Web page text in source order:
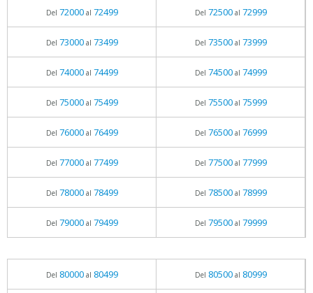
Del 72000al 72499 Del 72500al 72999
Del 73000al 73499 Del 73500al 73999
Del 74000al 74499 Del 74500al 74999
Del 75000al 75499 Del 75500al 75999
Del 76000al 76499 Del 76500al 76999
Del 77000al 77499 Del 77500al 77999
Del 78000al 78499 Del 78500al 78999
Del 79000al 79499 Del 79500al 79999
Del 80000al 80499 Del 80500al 80999